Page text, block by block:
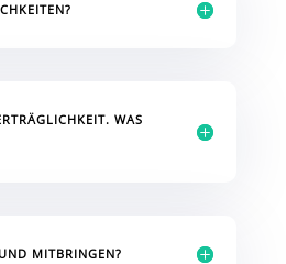
WAS
MITBRINGEN?